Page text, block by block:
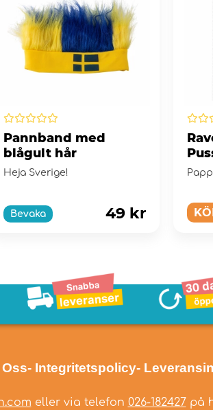
Pannband med
blågult hår
Heja Sverige!
Bevaka 49 kr
- Integritetspolicy-
eller via telefon 026-182427på